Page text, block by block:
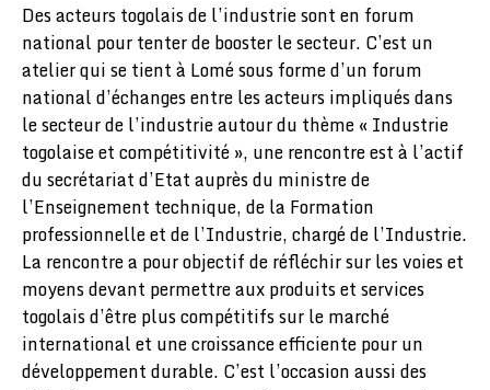
Des acteurs togolais de l’industrie sont en forum
national pour tenter de booster le secteur. C’est un
atelier qui se tient à Lomé sous forme d’un forum
national d’échanges entre les acteurs impliqués dans
le secteur de l’industrie autour du thème « Industrie
togolaise et compétitivité », une rencontre est à l’actif
du secrétariat d’Etat auprès du ministre de
l’Enseignement technique, de la Formation
professionnelle et de l’Industrie, chargé de l’Industrie.
La rencontre a pour objectif de réfléchir sur les voies et
moyens devant permettre aux produits et services
togolais d’être plus compétitifs sur le marché
international et une croissance efficiente pour un
développement durable. C’est l’occasion aussi des